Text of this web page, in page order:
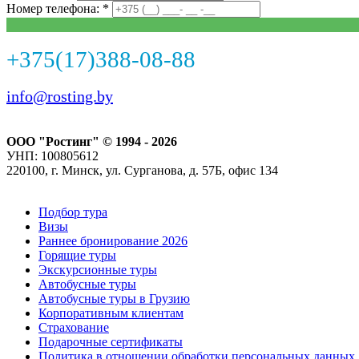
Номер телефона: *
+375(17)388-08-88
info@rosting.by
ООО "Ростинг" © 1994 - 2026
УНП: 100805612
220100, г. Минск, ул. Сурганова, д. 57Б, офис 134
Подбор тура
Визы
Раннее бронирование 2026
Горящие туры
Экскурсионные туры
Автобусные туры
Автобусные туры в Грузию
Корпоративным клиентам
Страхование
Подарочные сертификаты